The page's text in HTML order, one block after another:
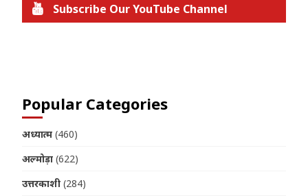
Subscribe Our YouTube Channel
Popular Categories
अध्यात्म (460)
अल्मोड़ा (622)
उत्तरकाशी (284)